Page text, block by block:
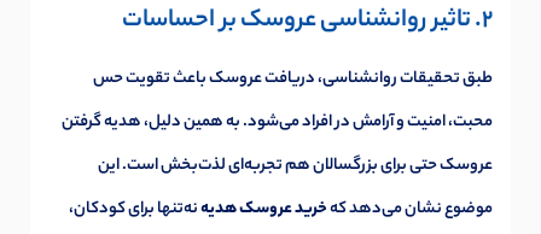
2. تاثیر روانشناسی عروسک بر احساسات
طبق تحقیقات روانشناسی، دریافت عروسک باعث تقویت حس
محبت، امنیت و آرامش در افراد می‌شود. به همین دلیل، هدیه گرفتن
عروسک حتی برای بزرگسالان هم تجربه‌ای لذت‌بخش است. این
موضوع نشان می‌دهد کهخرید عروسک هدیهنه‌تنها برای کودکان،